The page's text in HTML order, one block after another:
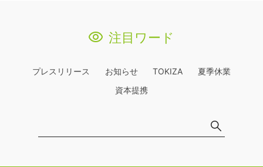
注目ワード
プレスリリース お知らせ TOKIZA
夏季休業
資本提携